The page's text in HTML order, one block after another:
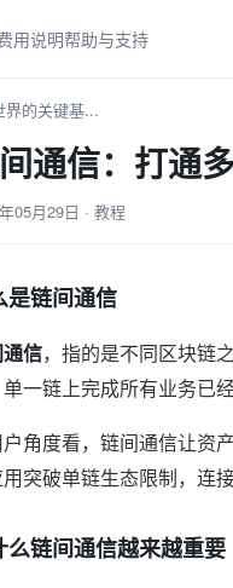
用说明帮助与支持
界的关键基...
通信：打通
05月29日 · 教程
是链间通信
信，指的是不同区块链
一链上完成所有业务已
角度看，链间通信让资
突破单链生态限制，连
么链间通信越来越重要